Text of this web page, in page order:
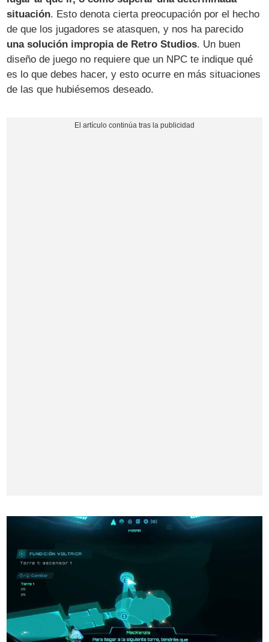
situación. Esto denota cierta preocupación por el hecho
de que los jugadores se atasquen, y nos ha parecido
una solución impropia de Retro Studios. Un buen
diseño de juego no requiere que un NPC te indique qué
es lo que debes hacer, y esto ocurre en más situaciones
de las que hubiésemos deseado.